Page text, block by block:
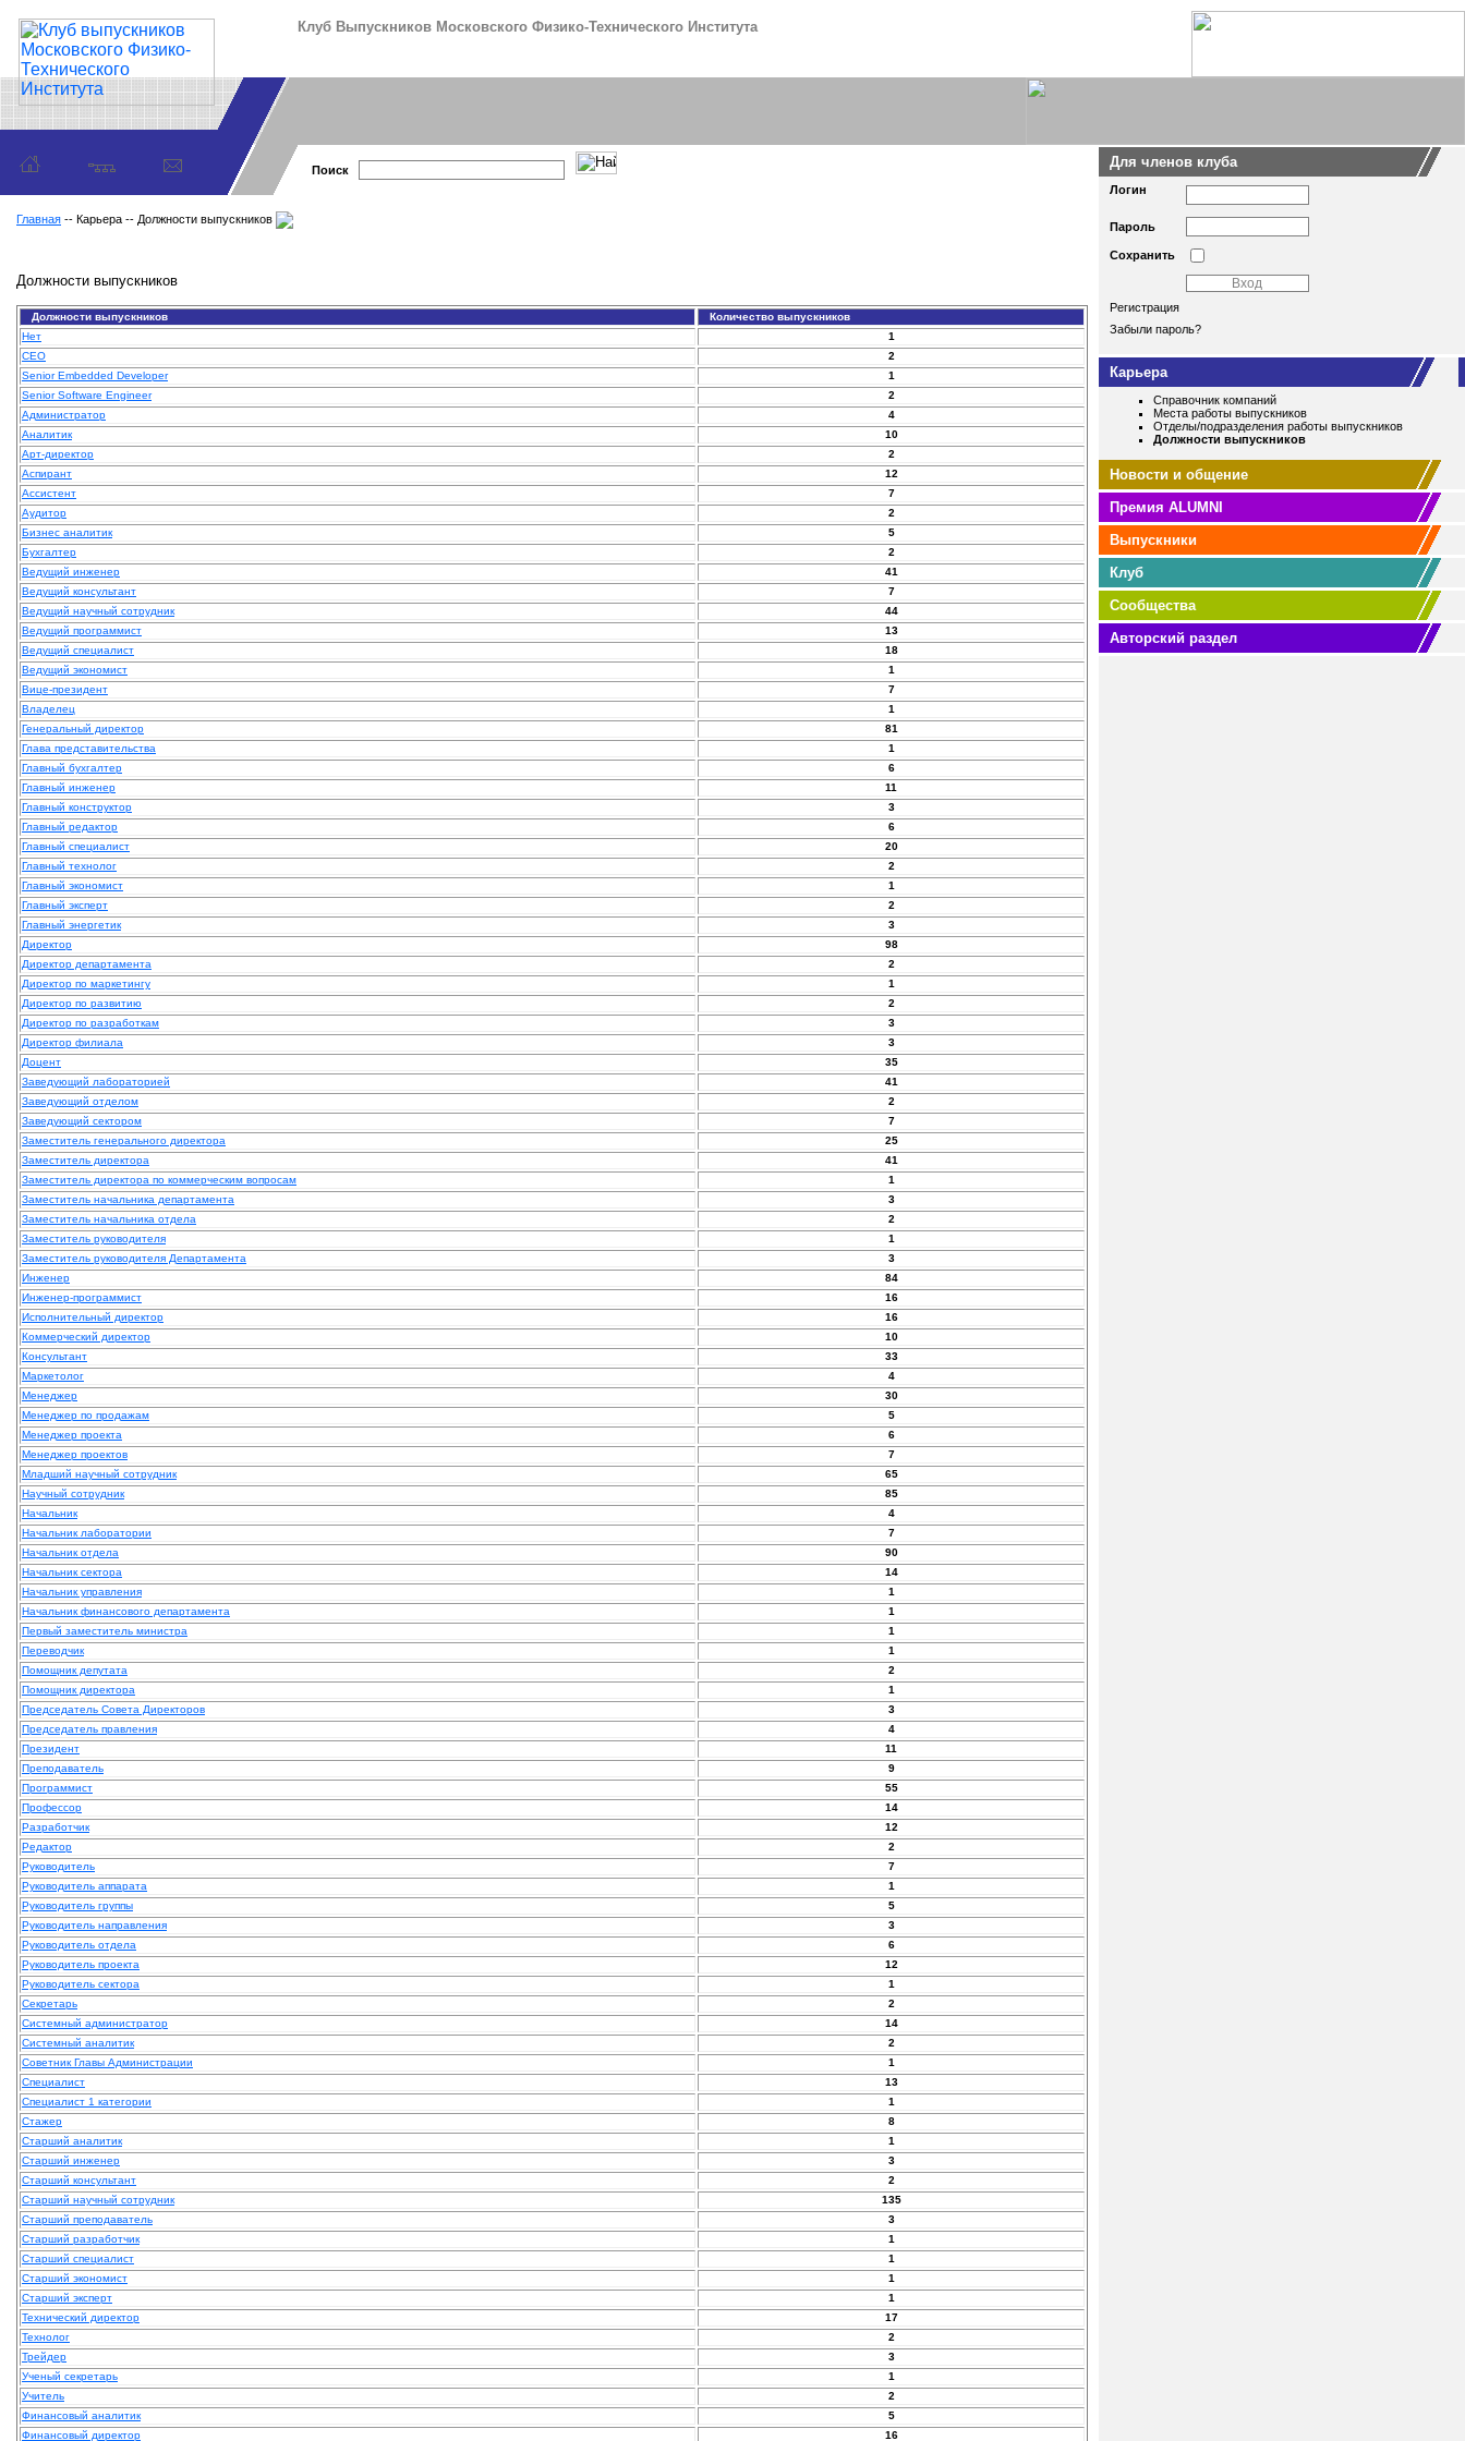
Клуб Выпускников Московского Физико-Технического Института
Поиск
Главная -- Карьера -- Должности выпускников
Должности выпускников
Должности выпускников
Количество выпускников
Нет
1
CEO
2
Senior Embedded Developer
1
Senior Software Engineer
2
Администратор
4
Аналитик
10
Арт-директор
2
Аспирант
12
Ассистент
7
Аудитор
2
Бизнес аналитик
5
Бухгалтер
2
Ведущий инженер
41
Ведущий консультант
7
Ведущий научный сотрудник
44
Ведущий программист
13
Ведущий специалист
18
Ведущий экономист
1
Вице-президент
7
Владелец
1
Генеральный директор
81
Глава представительства
1
Главный бухгалтер
6
Главный инженер
11
Главный конструктор
3
Главный редактор
6
Главный специалист
20
Главный технолог
2
Главный экономист
1
Главный эксперт
2
Главный энергетик
3
Директор
98
Директор департамента
2
Директор по маркетингу
1
Директор по развитию
2
Директор по разработкам
3
Директор филиала
3
Доцент
35
Заведующий лабораторией
41
Заведующий отделом
2
Заведующий сектором
7
Заместитель генерального директора
25
Заместитель директора
41
Заместитель директора по коммерческим вопросам
1
Заместитель начальника департамента
3
Заместитель начальника отдела
2
Заместитель руководителя
1
Заместитель руководителя Департамента
3
Инженер
84
Инженер-программист
16
Исполнительный директор
16
Коммерческий директор
10
Консультант
33
Маркетолог
4
Менеджер
30
Менеджер по продажам
5
Менеджер проекта
6
Менеджер проектов
7
Младший научный сотрудник
65
Научный сотрудник
85
Начальник
4
Начальник лаборатории
7
Начальник отдела
90
Начальник сектора
14
Начальник управления
1
Начальник финансового департамента
1
Первый заместитель министра
1
Переводчик
1
Помощник депутата
2
Помощник директора
1
Председатель Совета Директоров
3
Председатель правления
4
Президент
11
Преподаватель
9
Программист
55
Профессор
14
Разработчик
12
Редактор
2
Руководитель
7
Руководитель аппарата
1
Руководитель группы
5
Руководитель направления
3
Руководитель отдела
6
Руководитель проекта
12
Руководитель сектора
1
Секретарь
2
Системный администратор
14
Системный аналитик
2
Советник Главы Администрации
1
Специалист
13
Специалист 1 категории
1
Стажер
8
Старший аналитик
1
Старший инженер
3
Старший консультант
2
Старший научный сотрудник
135
Старший преподаватель
3
Старший разработчик
1
Старший специалист
1
Старший экономист
1
Старший эксперт
1
Технический директор
17
Технолог
2
Трейдер
3
Ученый секретарь
1
Учитель
2
Финансовый аналитик
5
Финансовый директор
16
Для членов клуба
Логин
Пароль
Сохранить
Регистрация
Забыли пароль?
Карьера
Справочник компаний
Места работы выпускников
Отделы/подразделения работы выпускников
Должности выпускников
Новости и общение
Премия ALUMNI
Выпускники
Клуб
Сообщества
Авторский раздел